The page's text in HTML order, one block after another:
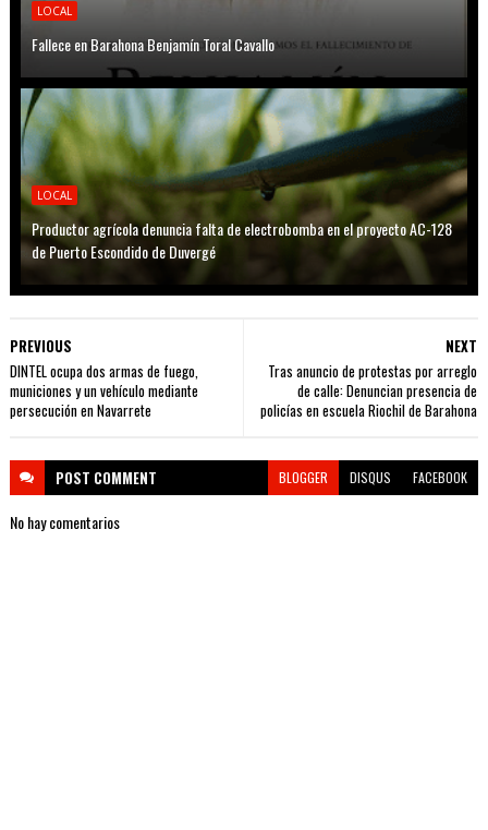
LOCAL
Fallece en Barahona Benjamín Toral Cavallo
LOCAL
Productor agrícola denuncia falta de electrobomba en el proyecto AC-128
de Puerto Escondido de Duvergé
NEXT
Tras anuncio de protestas por arreglo
de calle: Denuncian presencia de
policías en escuela Riochil de Barahona
PREVIOUS
DINTEL ocupa dos armas de fuego,
municiones y un vehículo mediante
persecución en Navarrete
POST COMMENT BLOGGER DISQUS FACEBOOK
No hay comentarios